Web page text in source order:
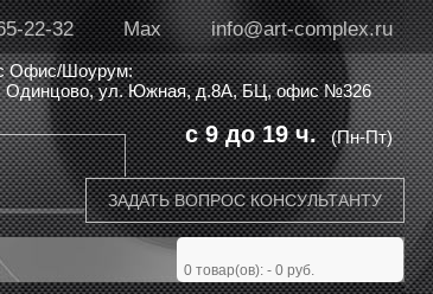
info@art-complex.ru
Max
22-32
Офис/Шоурум:
Одинцово, ул. Южная, д.8А, БЦ, офис №326
(Пн-Пт)
с 9 до 19 ч.
ЗАДАТЬ ВОПРОС КОНСУЛЬТАНТУ
0 товар(ов): - 0 руб.